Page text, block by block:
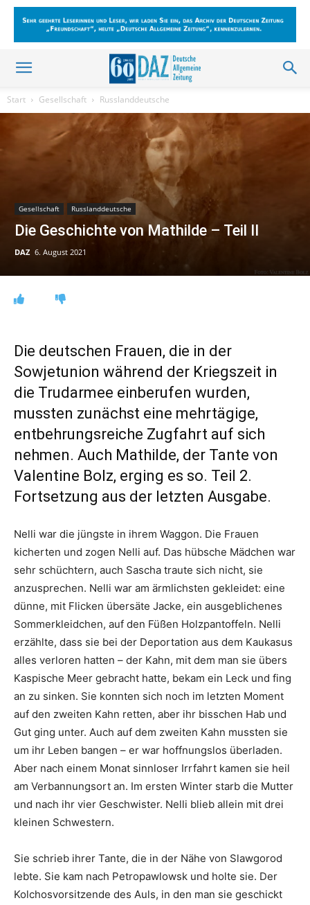
Start Gesellschaft Russlanddeutsche
Gesellschaft Russlanddeutsche
Die Geschichte von Mathilde – Teil II
DAZ 6. August 2021
Die deutschen Frauen, die in der
Sowjetunion während der Kriegszeit in
die Trudarmee einberufen wurden,
mussten zunächst eine mehrtägige,
entbehrungsreiche Zugfahrt auf sich
nehmen. Auch Mathilde, der Tante von
Valentine Bolz, erging es so. Teil 2.
Fortsetzung aus der letzten Ausgabe.
Nelli war die jüngste in ihrem Waggon. Die Frauen
kicherten und zogen Nelli auf. Das hübsche Mädchen war
sehr schüchtern, auch Sascha traute sich nicht, sie
anzusprechen. Nelli war am ärmlichsten gekleidet: eine
dünne, mit Flicken übersäte Jacke, ein ausgeblichenes
Sommerkleidchen, auf den Füßen Holzpantoffeln. Nelli
erzählte, dass sie bei der Deportation aus dem Kaukasus
alles verloren hatten – der Kahn, mit dem man sie übers
Kaspische Meer gebracht hatte, bekam ein Leck und fing
an zu sinken. Sie konnten sich noch im letzten Moment
auf den zweiten Kahn retten, aber ihr bisschen Hab und
Gut ging unter. Auch auf dem zweiten Kahn mussten sie
um ihr Leben bangen – er war hoffnungslos überladen.
Aber nach einem Monat sinnloser Irrfahrt kamen sie heil
am Verbannungsort an. Im ersten Winter starb die Mutter
und nach ihr vier Geschwister. Nelli blieb allein mit drei
kleinen Schwestern.
Sie schrieb ihrer Tante, die in der Nähe von Slawgorod
lebte. Sie kam nach Petropawlowsk und holte sie. Der
Kolchosvorsitzende des Auls, in den man sie geschickt